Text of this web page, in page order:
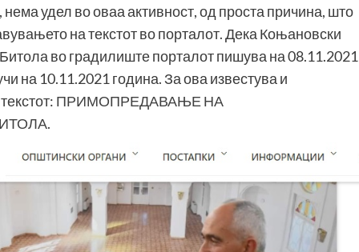
удел во оваа активност, од проста причина, што
на текстот во порталот. Дека Коњановски
во градилиште порталот пишува на 08.11.2021
на 10.11.2021 година. За ова известува и
ПРИМОПРЕДАВАЊЕ НА
.